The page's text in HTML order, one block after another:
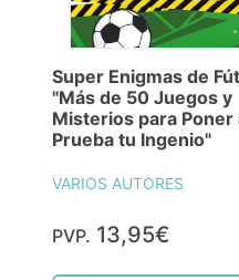
Super Enigmas de
"Más de 50 Juegos y
Misterios para Poner
Prueba tu Ingenio"
VARIOS AUTORES
PVP. 13,95€